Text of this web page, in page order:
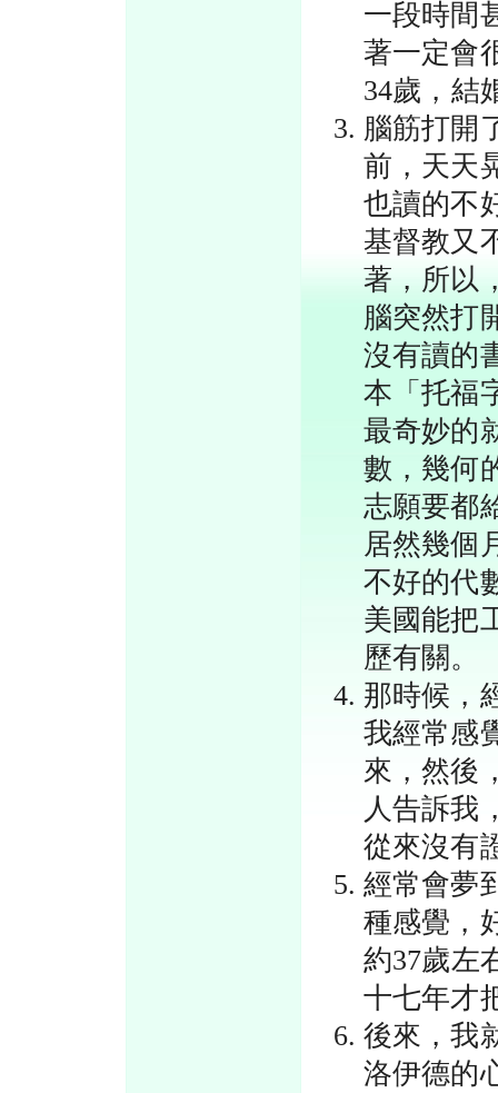
一段時間
著一定會
34歲，結
腦筋打開
前，天天
也讀的不
基督教又
著，所以
腦突然打
沒有讀的
本「托福
最奇妙的
數，幾何
志願要都
居然幾個
不好的代
美國能把
歷有關。
那時候，
我經常感
來，然後
人告訴我
從來沒有
經常會夢
種感覺，
約37歲左
十七年才
後來，我
洛伊德的